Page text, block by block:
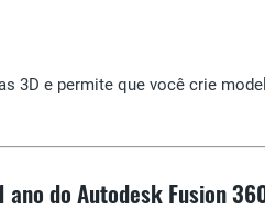
3D e permite que você crie
do Autodesk Fusion